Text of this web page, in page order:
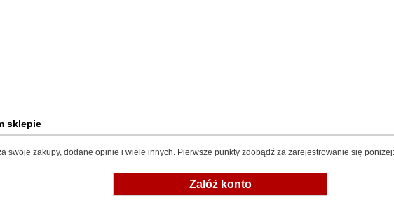
sklepie
swoje zakupy, dodane opinie i wiele innych. Pierwsze punkty zdobądź za zarejestrowanie się poniżej:
Załóż konto